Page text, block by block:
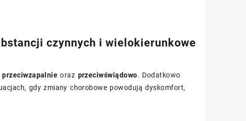
czynnych i wielokierunkowe
przeciwzapalnie oraz przeciwświądowo. Dodatkowo
gdy zmiany chorobowe powodują dyskomfort,